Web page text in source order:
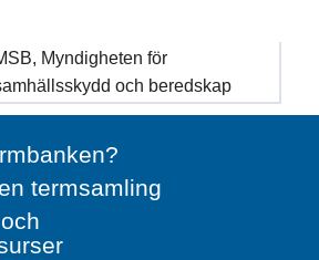
Myndigheten för
och beredskap
termsamling